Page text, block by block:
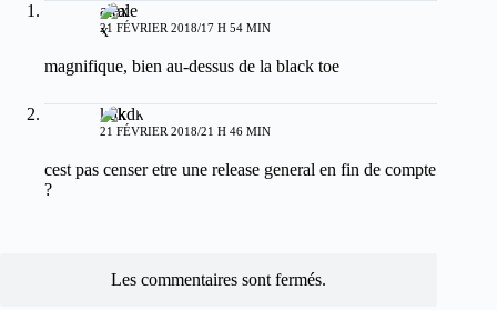
alex
21 FÉVRIER 2018/17 H 54 MIN
magnifique, bien au-dessus de la black toe
kdk
21 FÉVRIER 2018/21 H 46 MIN
cest pas censer etre une release general en fin de compte
?
Les commentaires sont fermés.